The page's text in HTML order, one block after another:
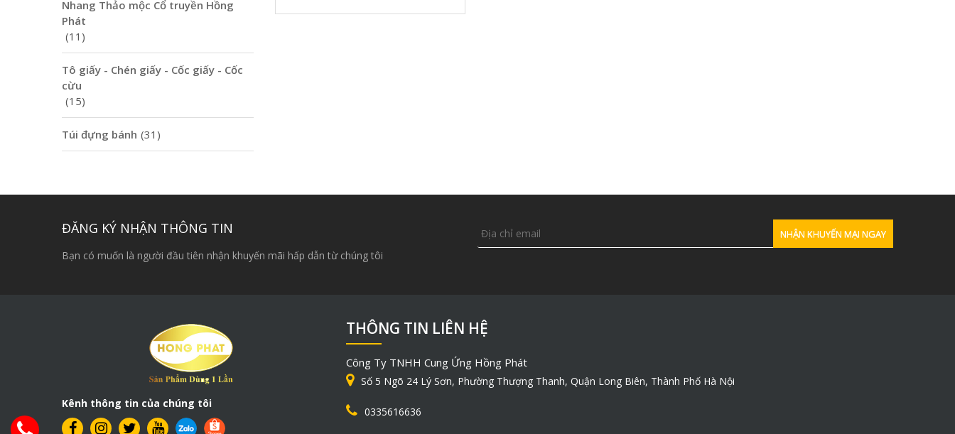
Nhang Thảo mộc Cổ truyền Hồng
Phát
(11)
Tô giấy - Chén giấy - Cốc giấy - Cốc
cừu
(15)
Túi đựng bánh (31)
ĐĂNG KÝ NHẬN THÔNG TIN
Bạn có muốn là người đầu tiên nhận khuyến mãi hấp dẫn từ chúng tôi
Kênh thông tin của chúng tôi
THÔNG TIN LIÊN HỆ
Công Ty TNHH Cung Ứng Hồng Phát
Số 5 Ngõ 24 Lý Sơn, Phường Thượng Thanh, Quận Long Biên, Thành Phố Hà Nội
0335616636